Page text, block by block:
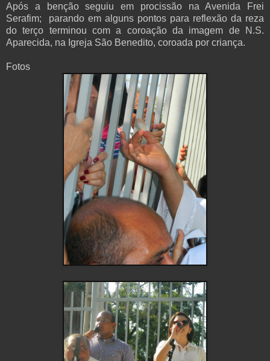
Após a benção seguiu em procissão na Avenida Frei
Serafim; parando em alguns pontos para reflexão da reza
do terço terminou com a coroação da imagem de N.S.
Aparecida, na Igreja São Benedito, coroada por criança.
Fotos